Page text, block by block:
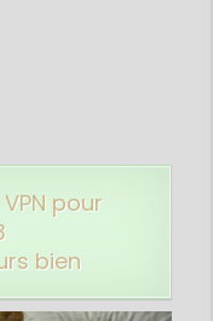
pour
bien